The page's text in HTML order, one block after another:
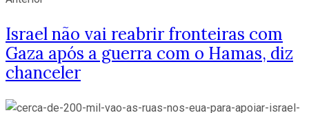
Israel não vai reabrir fronteiras com
Gaza após a guerra com o Hamas, diz
chanceler